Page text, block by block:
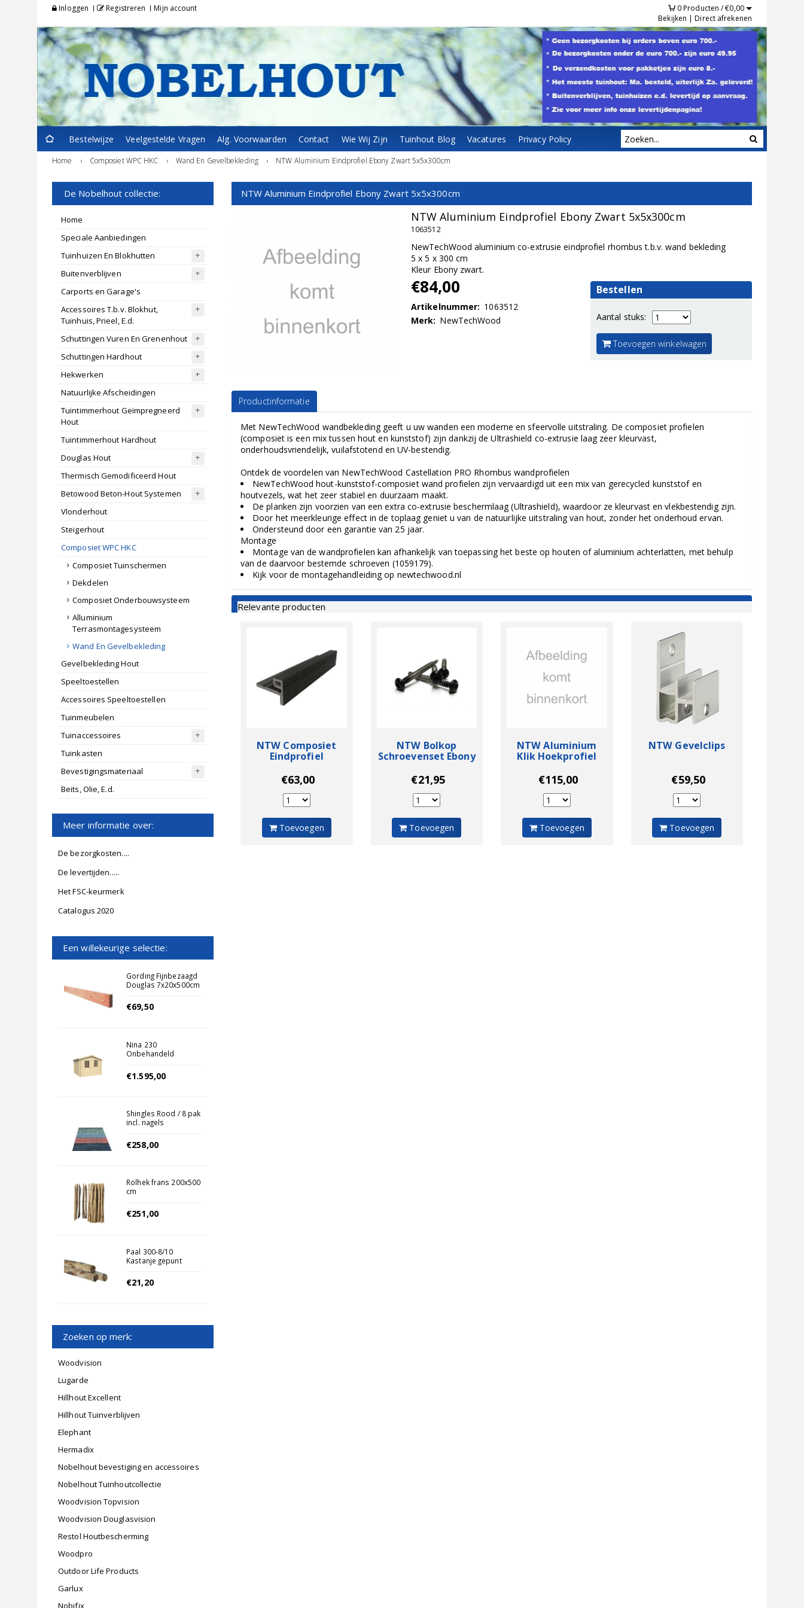
Inloggen Registreren Mijn account 0Producten /€0,00
Bekijken | Direct afrekenen
Bestelwijze Veelgestelde Vragen Alg. Voorwaarden Contact Wie Wij Zijn Tuinhout Blog Vacatures Privacy Policy
Home › Composiet WPC HKC › Wand En Gevelbekleding › NTW Aluminium Eindprofiel Ebony Zwart 5x5x300cm
De Nobelhout collectie:
Home
Speciale Aanbiedingen
Tuinhuizen En Blokhutten
Buitenverblijven
Carports en Garage's
Accessoires T.b.v. Blokhut,
Tuinhuis, Prieel, E.d.
Schuttingen Vuren En Grenenhout
Schuttingen Hardhout
Hekwerken
Natuurlijke Afscheidingen
Tuintimmerhout Geïmpregneerd
Hout
Tuintimmerhout Hardhout
Douglas Hout
Thermisch Gemodificeerd Hout
Betowood Beton-Hout Systemen
Vlonderhout
Steigerhout
Composiet WPC HKC
Composiet Tuinschermen
Dekdelen
Composiet Onderbouwsysteem
Alluminium
Terrasmontagesysteem
Wand En Gevelbekleding
Gevelbekleding Hout
Speeltoestellen
Accessoires Speeltoestellen
Tuinmeubelen
Tuinaccessoires
Tuinkasten
Bevestigingsmateriaal
Beits, Olie, E.d.
Meer informatie over:
De bezorgkosten....
De levertijden.....
Het FSC-keurmerk
Catalogus 2020
Een willekeurige selectie:
Gording Fijnbezaagd
Douglas 7x20x500cm
€69,50
Nina 230
Onbehandeld
€1.595,00
Shingles Rood / 8 pak
incl. nagels
€258,00
Rolhek frans 200x500
cm
€251,00
Paal 300-8/10
Kastanje gepunt
€21,20
Zoeken op merk:
Woodvision
Lugarde
Hillhout Excellent
Hillhout Tuinverblijven
Elephant
Hermadix
Nobelhout bevestiging en accessoires
Nobelhout Tuinhoutcollectie
Woodvision Topvision
Woodvision Douglasvision
Restol Houtbescherming
Woodpro
Outdoor Life Products
Garlux
Nobifix
NTW Aluminium Eindprofiel Ebony Zwart 5x5x300cm
NTW Aluminium Eindprofiel Ebony Zwart 5x5x300cm
1063512
NewTechWood aluminium co-extrusie eindprofiel rhombus t.b.v. wand bekleding
5 x 5 x 300 cm
Kleur Ebony zwart.
€84,00
Artikelnummer: 1063512
Merk: NewTechWood
Bestellen
Aantal stuks:
Toevoegen winkelwagen
Productinformatie
Met NewTechWood wandbekleding geeft u uw wanden een moderne en sfeervolle uitstraling. De composiet profielen
(composiet is een mix tussen hout en kunststof) zijn dankzij de Ultrashield co-extrusie laag zeer kleurvast,
onderhoudsvriendelijk, vuilafstotend en UV-bestendig.
Ontdek de voordelen van NewTechWood Castellation PRO Rhombus wandprofielen
NewTechWood hout-kunststof-composiet wand profielen zijn vervaardigd uit een mix van gerecycled kunststof en
houtvezels, wat het zeer stabiel en duurzaam maakt.
De planken zijn voorzien van een extra co-extrusie beschermlaag (Ultrashield), waardoor ze kleurvast en vlekbestendig zijn.
Door het meerkleurige effect in de toplaag geniet u van de natuurlijke uitstraling van hout, zonder het onderhoud ervan.
Ondersteund door een garantie van 25 jaar.
Montage
Montage van de wandprofielen kan afhankelijk van toepassing het beste op houten of aluminium achterlatten, met behulp
van de daarvoor bestemde schroeven (1059179).
Kijk voor de montagehandleiding op newtechwood.nl
Relevante producten
NTW Composiet
Eindprofiel
Castellation Zwart
€63,00
Toevoegen
NTW Bolkop
Schroevenset Ebony
€21,95
Toevoegen
NTW Aluminium
Klik Hoekprofiel
Ebony Zwart
6x6x300cm
€115,00
Toevoegen
NTW Gevelclips
€59,50
Toevoegen